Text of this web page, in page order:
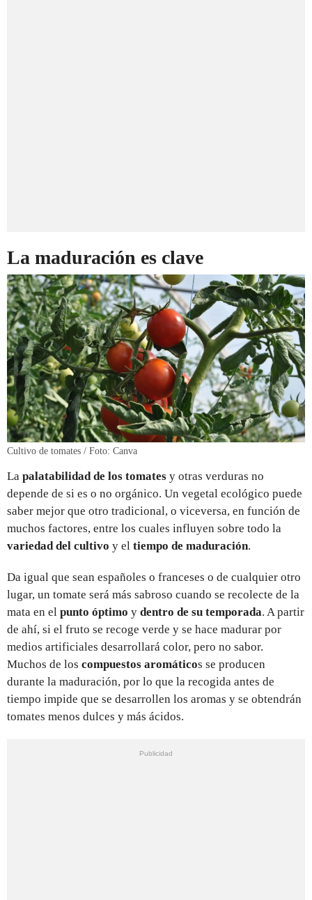
La maduración es clave
Cultivo de tomates / Foto: Canva
La palatabilidad de los tomates y otras verduras no
depende de si es o no orgánico. Un vegetal ecológico puede
saber mejor que otro tradicional, o viceversa, en función de
muchos factores, entre los cuales influyen sobre todo la
variedad del cultivo y el tiempo de maduración.
Da igual que sean españoles o franceses o de cualquier otro
lugar, un tomate será más sabroso cuando se recolecte de la
mata en el punto óptimo y dentro de su temporada. A partir
de ahí, si el fruto se recoge verde y se hace madurar por
medios artificiales desarrollará color, pero no sabor.
Muchos de los compuestos aromáticos se producen
durante la maduración, por lo que la recogida antes de
tiempo impide que se desarrollen los aromas y se obtendrán
tomates menos dulces y más ácidos.